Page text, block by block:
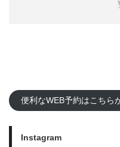
便利なWEB予約はこちら
Instagram